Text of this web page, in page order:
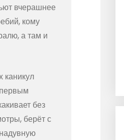
вчерашнее
кому
а там и
каникул
без
берёт с